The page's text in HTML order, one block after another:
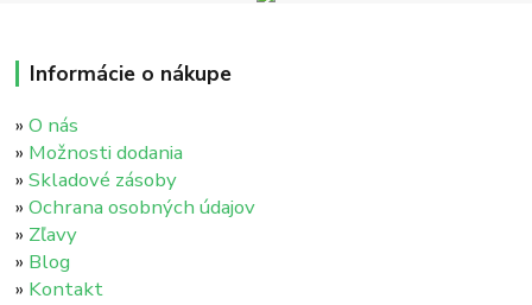
Informácie o nákupe
»O nás
» Možnosti dodania
»Skladové zásoby
»Ochrana osobných údajov
» Zľavy
» Blog
» Kontakt